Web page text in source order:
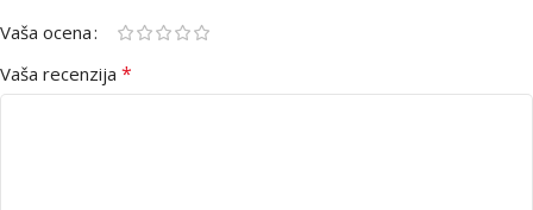
Vaša ocena
Vaša recenzija *